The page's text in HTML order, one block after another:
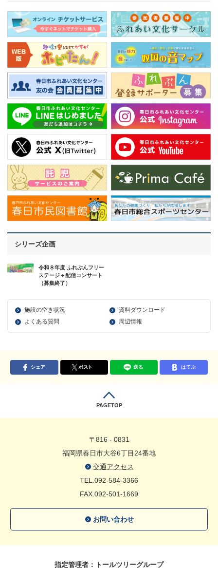
シリーズ企画
令和８年度 ふれぶんフリー
ステージ＋配信コンサート
（募集終了）
施設の空き状況
資料ダウンロード
よくある質問
周辺情報
シェア ポスト 送る はてぶ
PAGETOP
〒816 - 0831
福岡県春日市大谷6丁目24番地
交通アクセス
TEL.092-584-3366
FAX.092-501-1669
お問い合わせ
指定管理者：トールツリーグループ